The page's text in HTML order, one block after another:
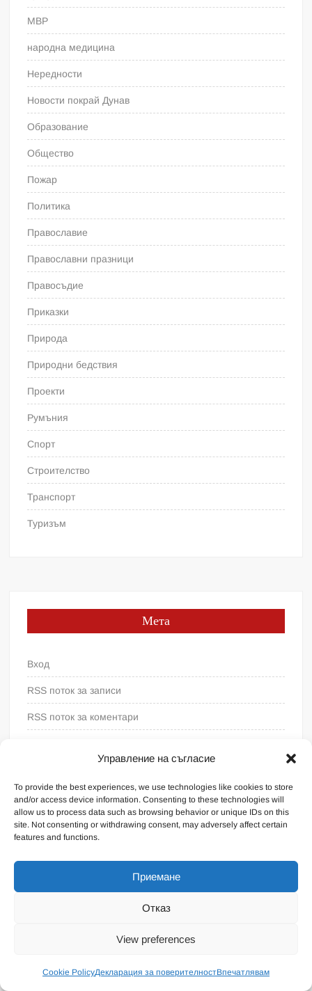
Управление на съгласие
To provide the best experiences, we use technologies like cookies to store
and/or access device information. Consenting to these technologies will
allow us to process data such as browsing behavior or unique IDs on this
site. Not consenting or withdrawing consent, may adversely affect certain
features and functions.
Приемане
Отказ
View preferences
Cookie PolicyДекларация за поверителностВпечатлявам
МВР
народна медицина
Нередности
Новости покрай Дунав
Образование
Общество
Пожар
Политика
Православие
Православни празници
Правосъдие
Приказки
Природа
Природни бедствия
Проекти
Румъния
Спорт
Строителство
Транспорт
Туризъм
Мета
Вход
RSS поток за записи
RSS поток за коментари
Proudly powered by WordPress |Theme: FreeNews
Общи условия